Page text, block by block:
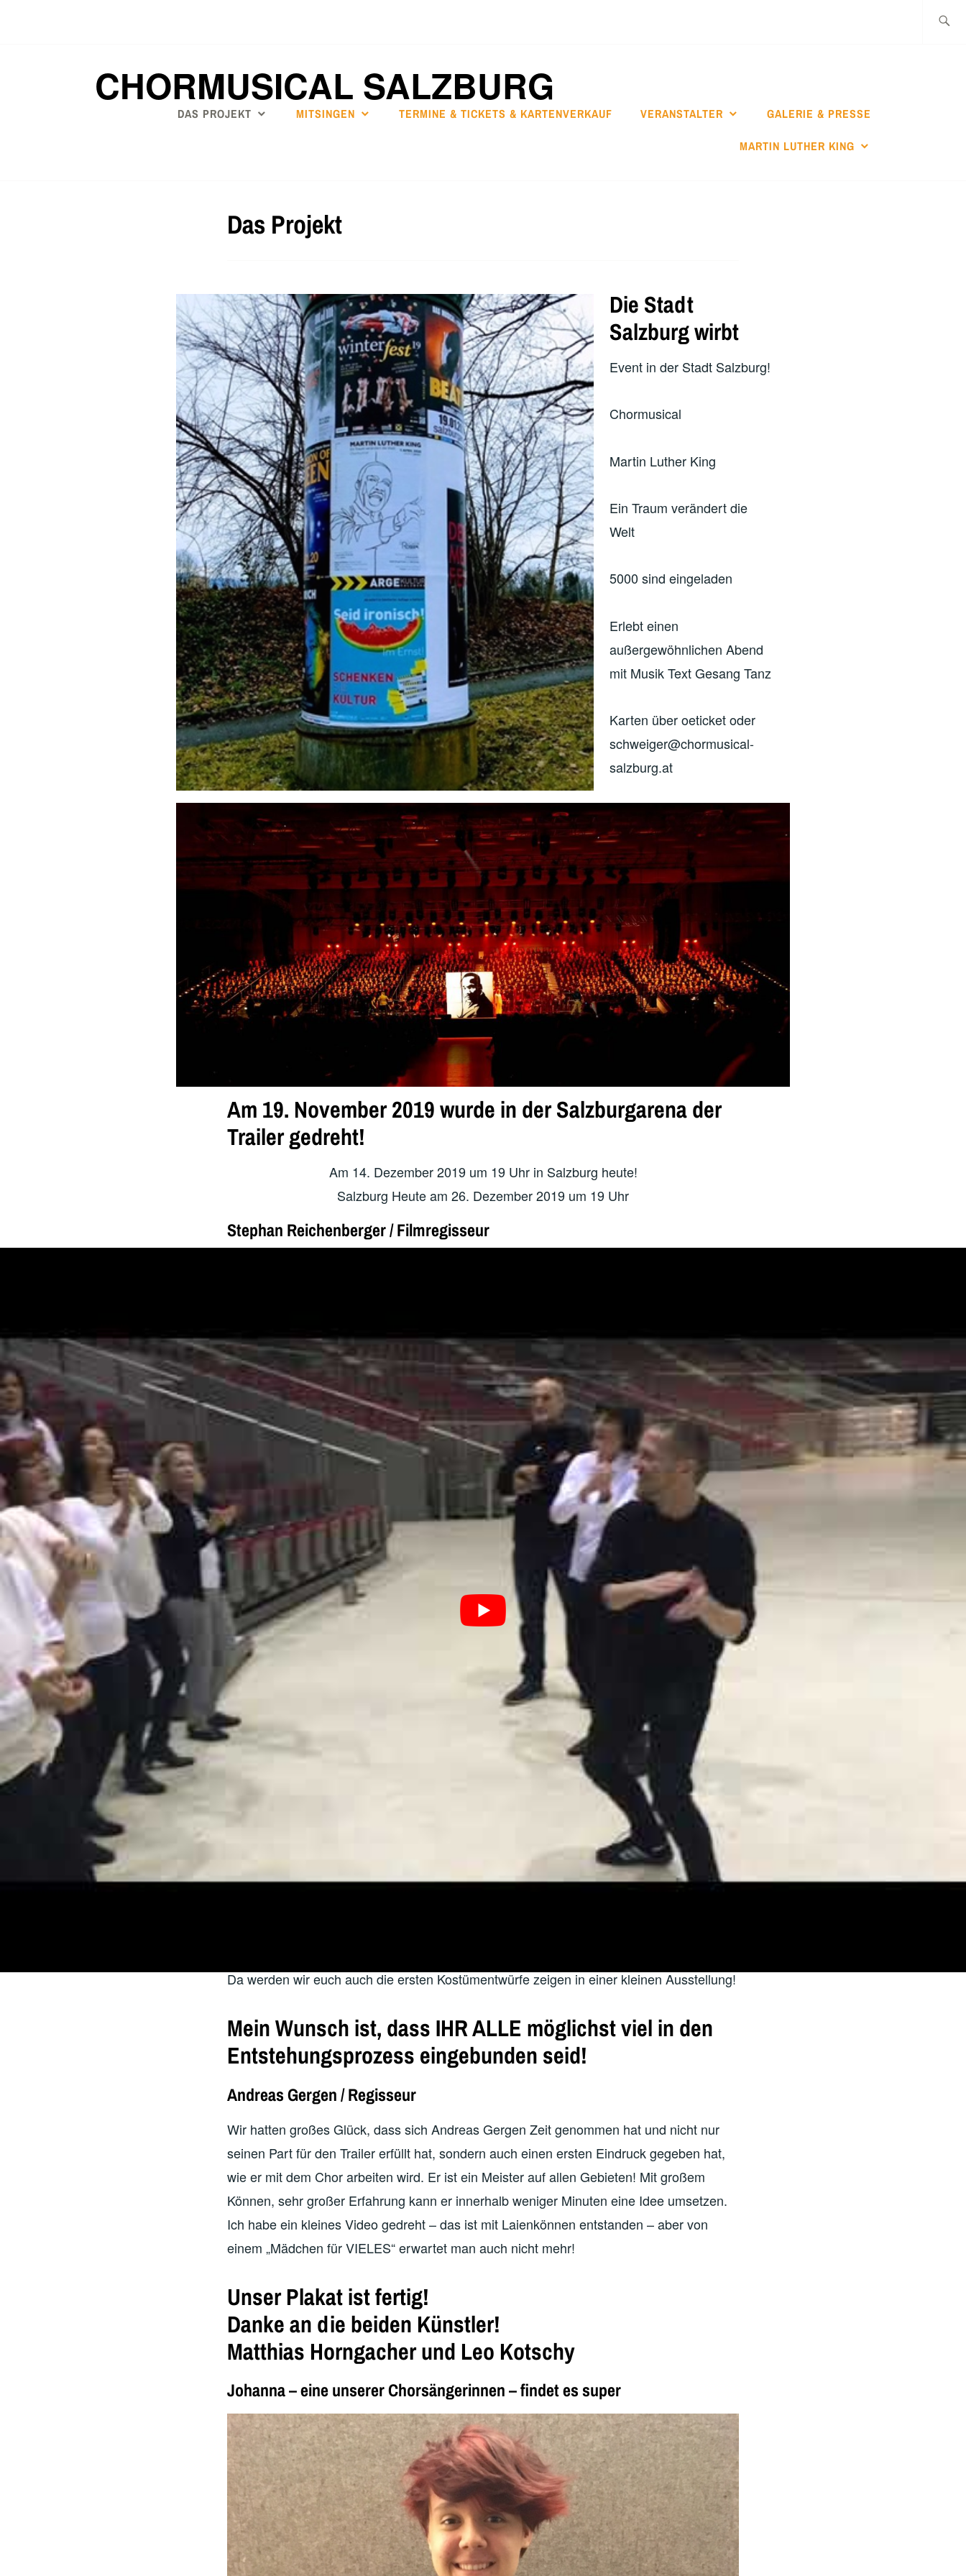
nach:
CHORMUSICAL SALZBURG
DAS PROJEKT MITSINGEN TERMINE & TICKETS & KARTENVERKAUF VERANSTALTER GALERIE & PRESSE
MARTIN LUTHER KING
Das Projekt
Die Stadt
Salzburg wirbt
Event in der Stadt Salzburg!
Chormusical
Martin Luther King
Ein Traum verändert die
Welt
5000 sind eingeladen
Erlebt einen
außergewöhnlichen Abend
mit Musik Text Gesang Tanz
Karten über oeticket oder
schweiger@chormusical-
salzburg.at
Am 19. November 2019 wurde in der Salzburgarena der
Trailer gedreht!
Am 14. Dezember 2019 um 19 Uhr in Salzburg heute!
Salzburg Heute am 26. Dezember 2019 um 19 Uhr
Stephan Reichenberger / Filmregisseur
intensiver Dreharbeit voll gefüllt waren. Ein wenig hat man erkannt, wie anstrengend so
ein Drehtag sein muss.
Spephan-Trailerregie / Elfie-Mädchen für VIELES / Alois-Kostümbildner
Alois Dollhübl / Kostümbildner
Alois Dollhübl, der Kostümbildner unserer Produktion war auch da und hat die ersten
Vorschläge für die Solisten mitgebracht und den anwesenden Chorsängerinnen seine
Da werden wir euch auch die ersten Kostümentwürfe zeigen in einer kleinen Ausstellung!
Mein Wunsch ist, dass IHR ALLE möglichst viel in den
Entstehungsprozess eingebunden seid!
Andreas Gergen / Regisseur
Wir hatten großes Glück, dass sich Andreas Gergen Zeit genommen hat und nicht nur
seinen Part für den Trailer erfüllt hat, sondern auch einen ersten Eindruck gegeben hat,
wie er mit dem Chor arbeiten wird. Er ist ein Meister auf allen Gebieten! Mit großem
Können, sehr großer Erfahrung kann er innerhalb weniger Minuten eine Idee umsetzen.
Ich habe ein kleines Video gedreht – das ist mit Laienkönnen entstanden – aber von
einem „Mädchen für VIELES“ erwartet man auch nicht mehr!
Unser Plakat ist fertig!
Danke an die beiden Künstler!
Matthias Horngacher und Leo Kotschy
Johanna – eine unserer Chorsängerinnen – findet es super